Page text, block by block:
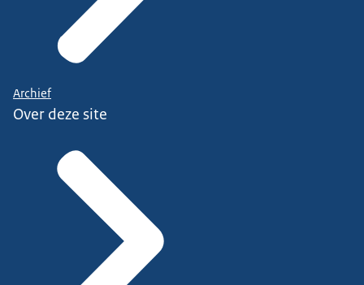
Archief
Over deze site